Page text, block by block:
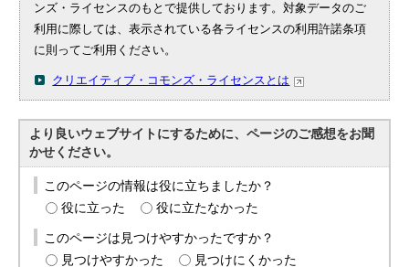
ンズ・ライセンスのもとで提供しております。対象データのご
利用に際しては、表示されている各ライセンスの利用許諾条項
に則ってご利用ください。
クリエイティブ・コモンズ・ライセンスとは
より良いウェブサイトにするために、ページのご感想をお聞
かせください。
このページの情報は役に立ちましたか？
役に立った
役に立たなかった
このページは見つけやすかったですか？
見つけやすかった
見つけにくかった